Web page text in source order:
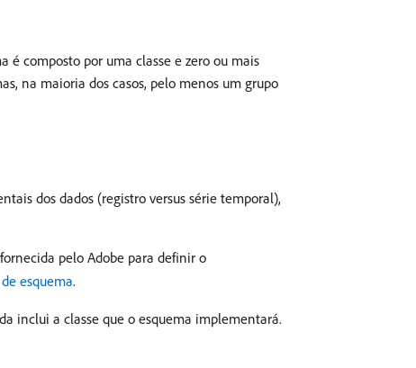
é composto por uma classe e zero ou mais
na maioria dos casos, pelo menos um grupo
dos dados (registro versus série temporal),
pelo Adobe para definir o
esquema.
inclui a classe que o esquema implementará.